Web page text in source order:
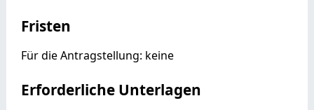
Fristen
Für die Antragstellung: keine
Erforderliche Unterlagen